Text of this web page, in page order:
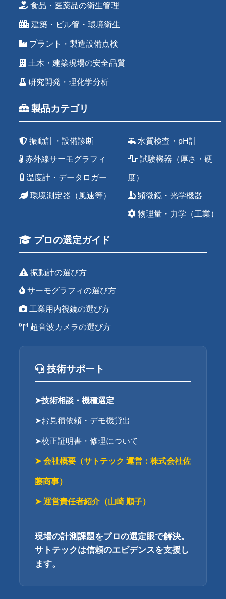
食品・医薬品の衛生管理
建築・ビル管・環境衛生
プラント・製造設備点検
土木・建築現場の安全品質
研究開発・理化学分析
製品カテゴリ
振動計・設備診断
赤外線サーモグラフィ
温度計・データロガー
環境測定器（風速等）
水質検査・pH計
試験機器（厚さ・硬
度）
顕微鏡・光学機器
物理量・力学（工業）
プロの選定ガイド
振動計の選び方
サーモグラフィの選び方
工業用内視鏡の選び方
超音波カメラの選び方
技術サポート
➤技術相談・機種選定
➤お見積依頼・デモ機貸出
➤校正証明書・修理について
➤ 会社概要（サトテック 運営：株式会社佐
藤商事）
➤ 運営責任者紹介（山崎 順子）
現場の計測課題をプロの選定眼で解決。
サトテックは信頼のエビデンスを支援し
ます。